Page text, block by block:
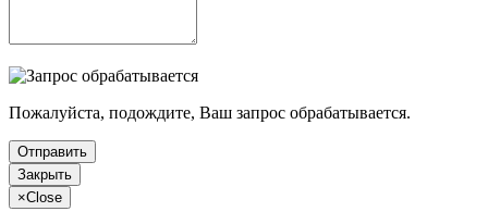
Пожалуйста, подождите, Ваш запрос обрабатывается.
Отправить
Закрыть
×Close